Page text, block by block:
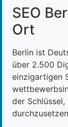
SEO
Ort
Berlin ist
über 2.500
einzigartigen
der